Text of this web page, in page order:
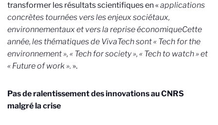
transformer les résultats scientifiques en «applications
concrètes tournées vers les enjeux sociétaux,
environnementaux et vers la reprise économiqueCette
année, les thématiques de VivaTech sont « Tech for the
environnement », « Tech for society », « Tech to watch » et
« Future of work ». ».
Pas de ralentissement des innovations au CNRS
malgré la crise